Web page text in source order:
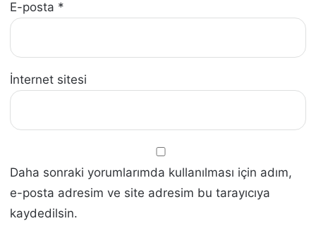
E-posta *
İnternet sitesi
Daha sonraki yorumlarımda kullanılması için adım,
e-posta adresim ve site adresim bu tarayıcıya
kaydedilsin.